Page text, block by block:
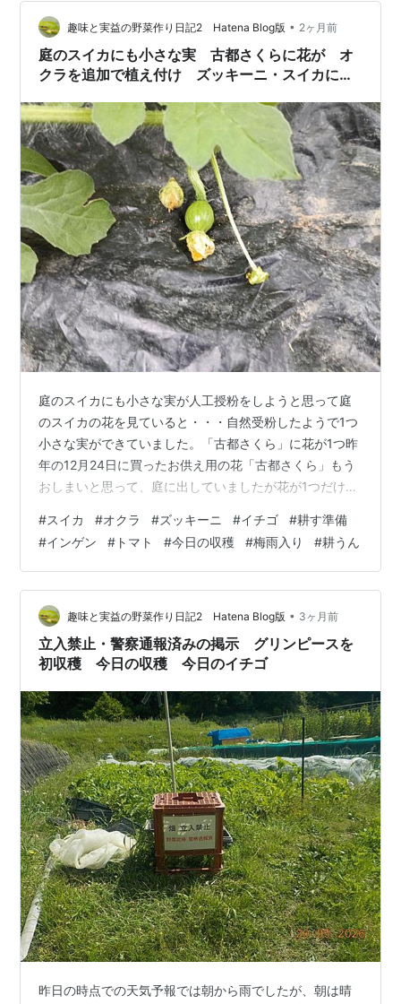
趣味と実益の野菜作り日記2 Hatena Blog版 • 2ヶ月前
庭のスイカにも小さな実 古都さくらに花が オ
クラを追加で植え付け ズッキーニ・スイカに人
分 耕す準備肥料などを投入 ナスの横木もそろ
そろ設置 小さなインゲンの実が トマトの脇芽
摘みと支柱への誘引 かじられたキャベツ 今日
の収穫 今日から梅雨入り急遽耕うん
庭のスイカにも小さな実が人工授粉をしようと思って庭
のスイカの花を見ていると・・・自然受粉したようで1つ
小さな実ができていました。「古都さくら」に花が1つ昨
年の12月24日に買ったお供え用の花「古都さくら」もう
おしまいと思って、庭に出していましたが花が1つだけで
で育苗していた第3弾のオクラそこそこ大きくなってきて
いるので植え付けることに。 なんとか1畝分植え付けがで
きました。ズッキーニ2つ・スイカ2つに人工授粉をしま
した イチゴの畝 ガードのネットを片づけたくさん抜きま
した 耕す準備 苦土石灰・鶏ふん・化成肥料 サツマイモ
の予定畝にはダイアジノ…
#スイカ #オクラ #ズッキーニ #イチゴ #耕す準備
#インゲン # トマト #今日の収穫 #梅雨入り #耕うん
趣味と実益の野菜作り日記2 Hatena Blog版 • 3ヶ月前
立入禁止・警察通報済みの掲示 グリンピースを
初収穫 今日の収穫 今日のイチゴ
昨日の時点での天気予報では朝から雨でしたが、朝は晴